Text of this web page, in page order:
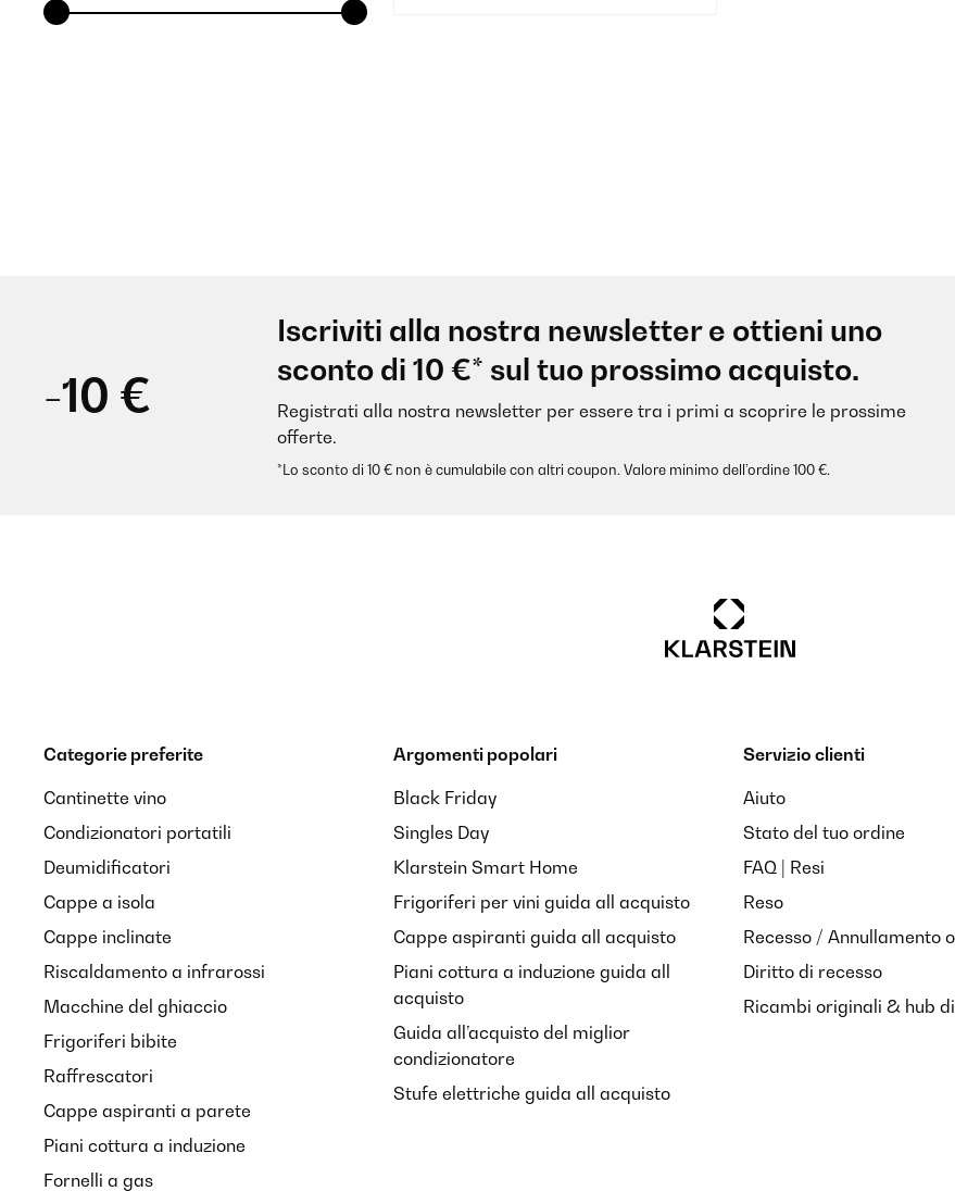
-10 €
Iscriviti alla nostra newsletter e ottieni uno
sconto di 10 €* sul tuo prossimo acquisto.
Registrati alla nostra newsletter per essere tra i primi a scoprire le prossime
offerte.
*Lo sconto di 10 € non è cumulabile con altri coupon. Valore minimo dell’ordine 100 €.
Categorie preferite
Cantinette vino
Condizionatori portatili
Deumidificatori
Cappe a isola
Cappe inclinate
Riscaldamento a infrarossi
Macchine del ghiaccio
Frigoriferi bibite
Raffrescatori
Cappe aspiranti a parete
Piani cottura a induzione
Fornelli a gas
Argomenti popolari
Black Friday
Singles Day
Klarstein Smart Home
Frigoriferi per vini guida all acquisto
Cappe aspiranti guida all acquisto
Piani cottura a induzione guida all
acquisto
Guida all’acquisto del miglior
condizionatore
Stufe elettriche guida all acquisto
Servizio clienti
Aiuto
Stato del tuo ordine
FAQ | Resi
Reso
Recesso / Annullamento
Diritto di recesso
Ricambi originali & hub